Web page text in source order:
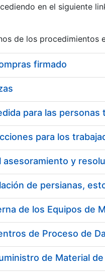
en el siguiente
de los procedimientos
firmado
de persianas,